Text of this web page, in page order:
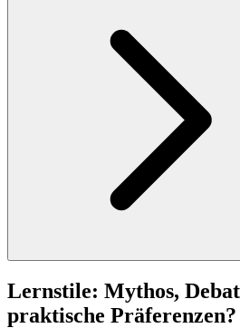
Lernstile: Mythos,
praktische Präferenzen?